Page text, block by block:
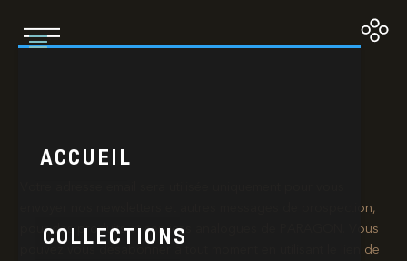
ACCUEIL
COLLECTIONS
envoyer nos newsletters et autres messages de prospection,
pour des produits et services analogues de PARAGON. Vous
pouvez vous désabonner à tout moment en utilisant le lien de